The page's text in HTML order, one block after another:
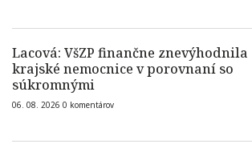
Lacová: VšZP finančne znevýhodnila
krajské nemocnice v porovnaní so
súkromnými
06. 08. 2026 0 komentárov